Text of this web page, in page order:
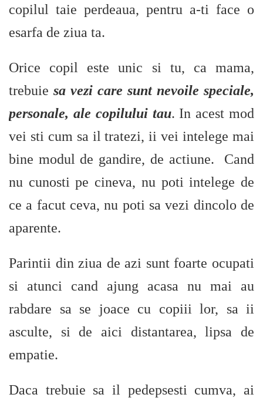
copilul taie perdeaua, pentru a-ti face o
esarfa de ziua ta.
Orice copil este unic si tu, ca mama,
trebuie sa vezi care sunt nevoile speciale,
personale, ale copilului tau. In acest mod
vei sti cum sa il tratezi, ii vei intelege mai
bine modul de gandire, de actiune. Cand
nu cunosti pe cineva, nu poti intelege de
ce a facut ceva, nu poti sa vezi dincolo de
aparente.
Parintii din ziua de azi sunt foarte ocupati
si atunci cand ajung acasa nu mai au
rabdare sa se joace cu copiii lor, sa ii
asculte, si de aici distantarea, lipsa de
empatie.
Daca trebuie sa il pedepsesti cumva, ai